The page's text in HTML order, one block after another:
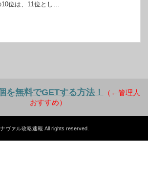
10位は、11位とし…
を無料でGETする方法！
（←管理人
おすすめ）
ヴァル攻略速報 All rights reserved.